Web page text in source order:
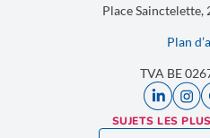
Place Sainctelette,
Plan
TVA BE
SUJETS LES